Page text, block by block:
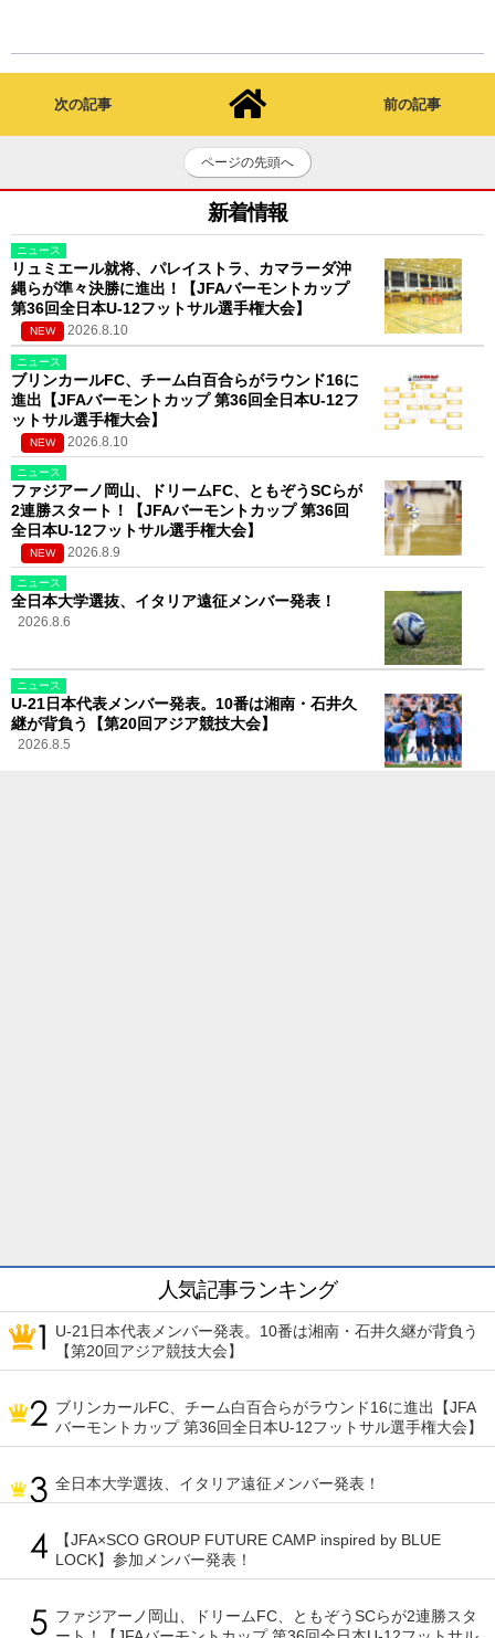
次の記事 前の記事
ページの先頭へ
新着情報
ニュース
リュミエール就将、パレイストラ、カマラーダ沖
縄らが準々決勝に進出！【JFAバーモントカップ
第36回全日本U-12フットサル選手権大会】
NEW 2026.8.10
ニュース
ブリンカールFC、チーム白百合らがラウンド16に
進出【JFAバーモントカップ 第36回全日本U-12フ
ットサル選手権大会】
NEW 2026.8.10
ニュース
ファジアーノ岡山、ドリームFC、ともぞうSCらが
2連勝スタート！【JFAバーモントカップ 第36回
全日本U-12フットサル選手権大会】
NEW 2026.8.9
ニュース
全日本大学選抜、イタリア遠征メンバー発表！
2026.8.6
ニュース
U-21日本代表メンバー発表。10番は湘南・石井久
継が背負う【第20回アジア競技大会】
2026.8.5
人気記事ランキング
U-21日本代表メンバー発表。10番は湘南・石井久継が背負う
【第20回アジア競技大会】
ブリンカールFC、チーム白百合らがラウンド16に進出【JFA
バーモントカップ 第36回全日本U-12フットサル選手権大会】
全日本大学選抜、イタリア遠征メンバー発表！
【JFA×SCO GROUP FUTURE CAMP inspired by BLUE
LOCK】参加メンバー発表！
ファジアーノ岡山、ドリームFC、ともぞうSCらが2連勝スタ